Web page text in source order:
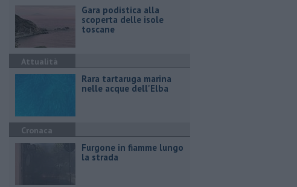
Gara podistica alla
scoperta delle isole
toscane
Attualità
Rara tartaruga marina
nelle acque dell'Elba
Cronaca
Furgone in fiamme lungo
la strada